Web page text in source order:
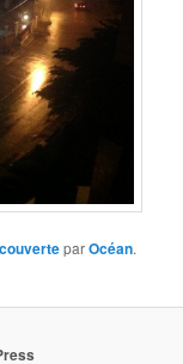
parOcéan.